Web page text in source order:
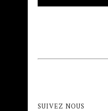
SUIVEZ NOUS